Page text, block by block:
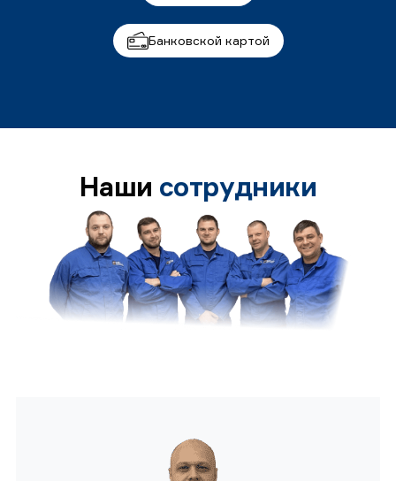
Банковской картой
Наши сотрудники